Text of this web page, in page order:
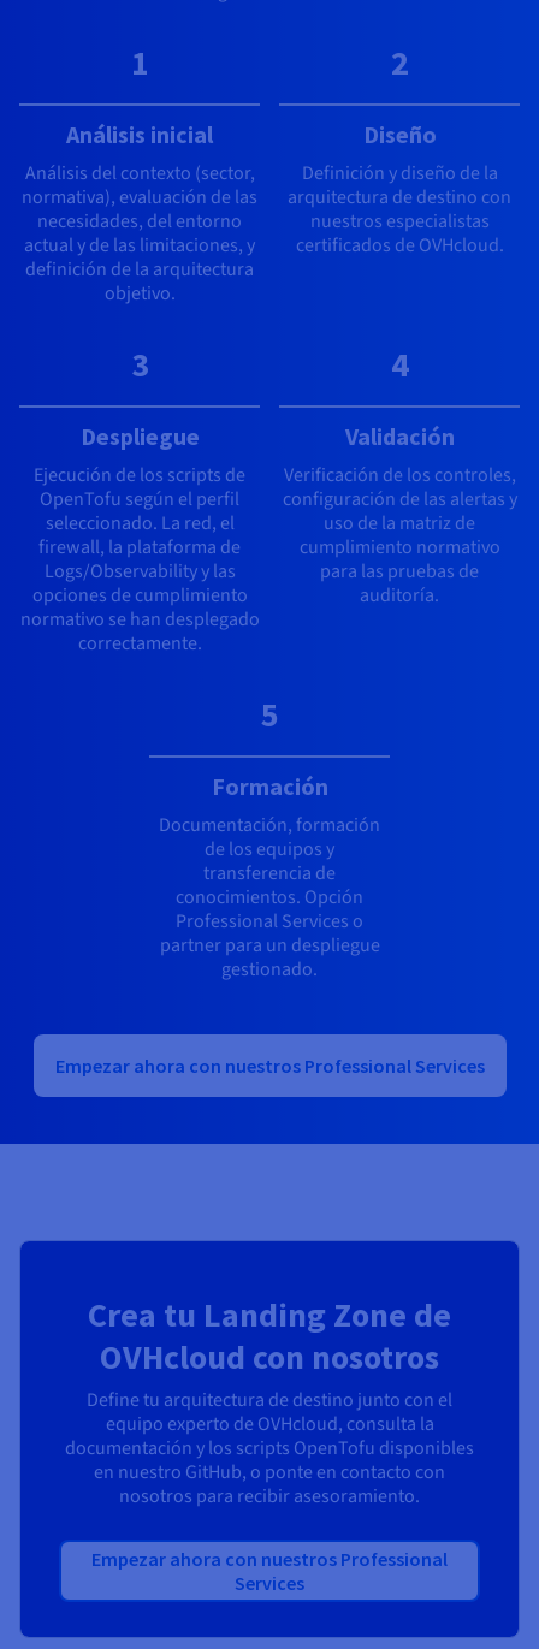
1
Análisis inicial
Análisis del contexto (sector,
normativa), evaluación de las
necesidades, del entorno
actual y de las limitaciones, y
definición de la arquitectura
objetivo.
2
Diseño
Definición y diseño de la
arquitectura de destino con
nuestros especialistas
certificados de OVHcloud.
3
Despliegue
Ejecución de los scripts de
OpenTofu según el perfil
seleccionado. La red, el
firewall, la plataforma de
Logs/Observability y las
opciones de cumplimiento
normativo se han desplegado
correctamente.
4
Validación
Verificación de los controles,
configuración de las alertas y
uso de la matriz de
cumplimiento normativo
para las pruebas de
auditoría.
5
Formación
Documentación, formación
de los equipos y
transferencia de
conocimientos. Opción
Professional Services o
partner para un despliegue
gestionado.
Empezar ahora con nuestros Professional Services
Crea tu Landing Zone de
OVHcloud con nosotros
Define tu arquitectura de destino junto con el
equipo experto de OVHcloud, consulta la
documentación y los scripts OpenTofu disponibles
en nuestro GitHub, o ponte en contacto con
nosotros para recibir asesoramiento.
Empezar ahora con nuestros Professional
Services